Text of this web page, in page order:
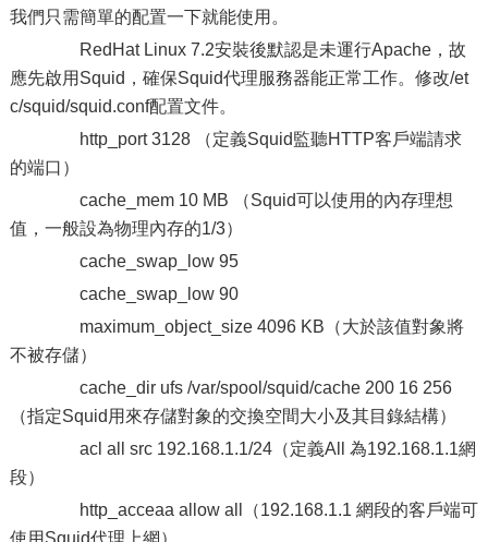
我們只需簡單的配置一下就能使用。
RedHat Linux 7.2安裝後默認是未運行Apache，故
應先啟用Squid，確保Squid代理服務器能正常工作。修改/et
c/squid/squid.conf配置文件。
http_port 3128 （定義Squid監聽HTTP客戶端請求
的端口）
cache_mem 10 MB （Squid可以使用的內存理想
值，一般設為物理內存的1/3）
cache_swap_low 95
cache_swap_low 90
maximum_object_size 4096 KB（大於該值對象將
不被存儲）
cache_dir ufs /var/spool/squid/cache 200 16 256
（指定Squid用來存儲對象的交換空間大小及其目錄結構）
acl all src 192.168.1.1/24（定義All 為192.168.1.1網
段）
http_acceaa allow all（192.168.1.1 網段的客戶端可
使用Squid代理上網）